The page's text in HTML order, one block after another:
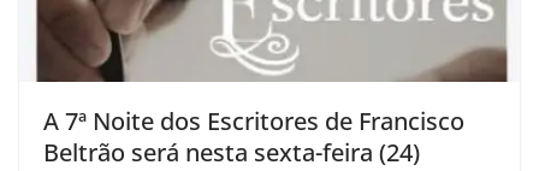
A 7ª Noite dos Escritores de Francisco
Beltrão será nesta sexta-feira (24)